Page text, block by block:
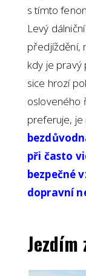
s tímto
Levý
předjíždění,
kdy je pravý
sice hrozí
osloveného
preferuje,
při často
bezpečné
dopravní
Jezdím